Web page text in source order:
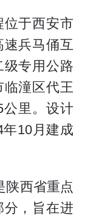
于西安市
速兵马俑互
专用公路
潼区代王
公里。设计
10月建成
陕西省重点
，旨在进